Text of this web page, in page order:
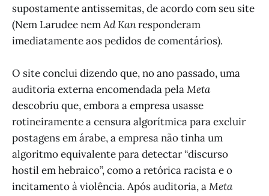
supostamente antissemitas, de acordo com seu site
(Nem Larudee nemAd Kanresponderam
imediatamente aos pedidos de comentários).
O site conclui dizendo que, no ano passado, uma
auditoria externa encomendada pelaMeta
descobriu que, embora a empresa usasse
rotineiramente a censura algorítmica para excluir
postagens em árabe, a empresa não tinha um
algoritmo equivalente para detectar “discurso
hostil em hebraico”, como a retórica racista e o
incitamento à violência. Após auditoria, aMeta